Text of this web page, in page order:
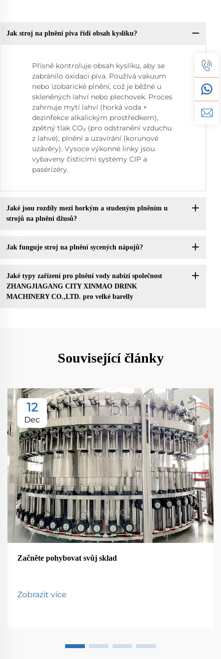
Jak stroj na plnění piva řídí obsah kyslíku?
Přísně kontroluje obsah kyslíku, aby se
zabránilo oxidaci piva. Používá vakuum
nebo izobarické plnění, což je běžné u
skleněných lahví nebo plechovek. Proces
zahrnuje mytí lahví (horká voda +
dezinfekce alkalickým prostředkem),
zpětný tlak CO₂ (pro odstranění vzduchu
z lahve), plnění a uzavírání (korunové
uzávěry). Vysoce výkonné linky jsou
vybaveny čisticími systémy CIP a
pasérizéry.
Jaké jsou rozdíly mezi horkým a studeným plněním u
strojů na plnění džusů?
Jak funguje stroj na plnění sycených nápojů?
Jaké typy zařízení pro plnění vody nabízí společnost
ZHANGJIAGANG CITY XINMAO DRINK
MACHINERY CO.,LTD. pro velké barelly
Související články
12
Dec
Začněte pohybovat svůj sklad
Zobrazit více